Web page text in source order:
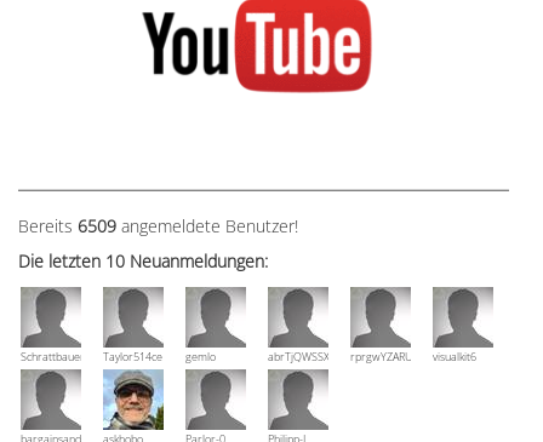
Bereits 6509 angemeldete Benutzer!
Die letzten 10 Neuanmeldungen:
Schrattbauer Taylor514ce gemlo abrTjQWSSXuVznPolErprgwYZARUTZQyCWESpD
visualkit6